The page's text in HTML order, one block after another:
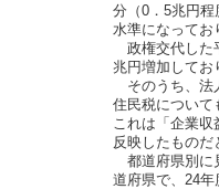
分（0．5兆円
水準になってお
政権交代した
兆円増加してお
そのうち、法
住民税について
これは「企業収
反映したものだ
都道府県別に
道府県で、24